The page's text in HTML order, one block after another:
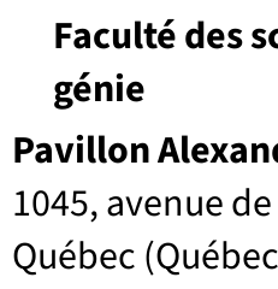
Pavillon
1045, avenue
Québec
Faculté des
génie